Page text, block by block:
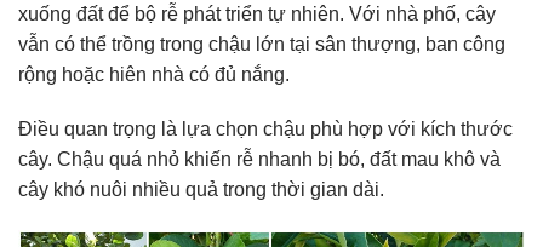
xuống đất để bộ rễ phát triển tự nhiên. Với nhà phố, cây
vẫn có thể trồng trong chậu lớn tại sân thượng, ban công
rộng hoặc hiên nhà có đủ nắng.
Điều quan trọng là lựa chọn chậu phù hợp với kích thước
cây. Chậu quá nhỏ khiến rễ nhanh bị bó, đất mau khô và
cây khó nuôi nhiều quả trong thời gian dài.